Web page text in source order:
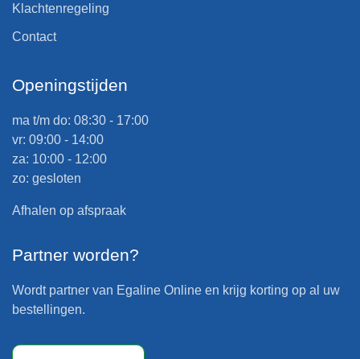
Klachtenregeling
Contact
Openingstijden
ma t/m do: 08:30 - 17:00
vr: 09:00 - 14:00
za: 10:00 - 12:00
zo: gesloten
Afhalen op afspraak
Partner worden?
Wordt partner van Egaline Online en krijg korting op al uw
bestellingen.